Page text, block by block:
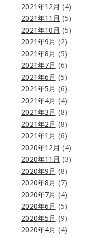
2021年12月 (4)
2021年11月 (5)
2021年10月 (5)
2021年9月 (2)
2021年8月 (5)
2021年7月 (6)
2021年6月 (5)
2021年5月 (6)
2021年4月 (4)
2021年3月 (8)
2021年2月 (8)
2021年1月 (6)
2020年12月 (4)
2020年11月 (3)
2020年9月 (8)
2020年8月 (7)
2020年7月 (4)
2020年6月 (5)
2020年5月 (9)
2020年4月 (4)